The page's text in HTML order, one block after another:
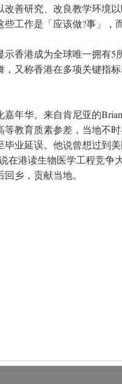
善研究、改良教学环境
工作是「应该做?事」，
香港成为全球唯一拥有5
又称香港在多项关键指
年华。来自肯尼亚的
教育质素参差，当地不
业延误。他说曾想过到
在港读生物医学工程竞争
乡，贡献当地。